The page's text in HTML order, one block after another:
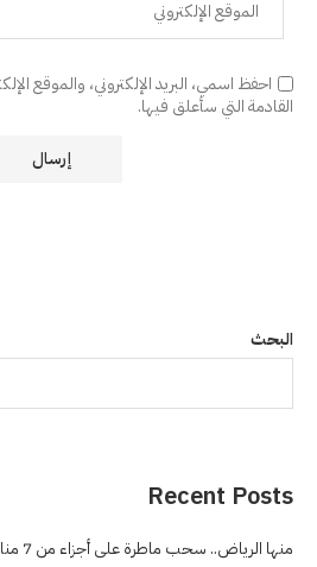
احفظ اسمي، البريد الإلكتروني، والموقع
القادمة التي سأعلق فيها.
البحث
Recent Posts
منها الرياض.. سحب ماطرة على أجزاء من 7 مناطق